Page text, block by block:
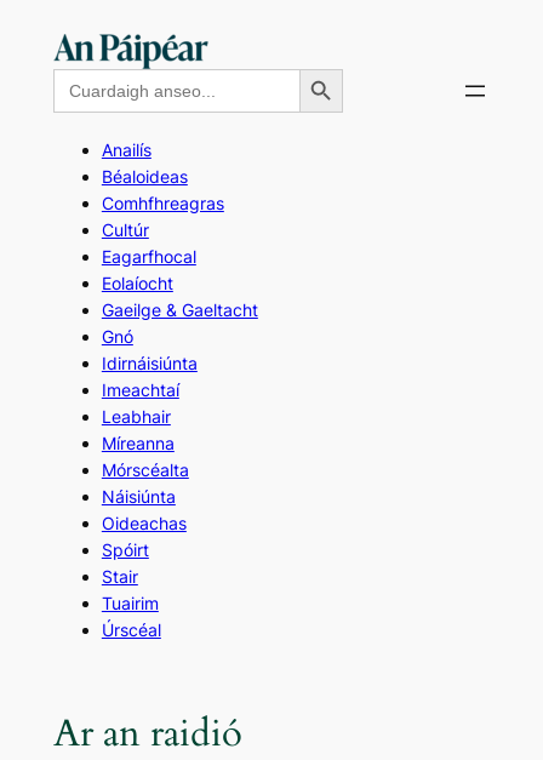
contentSearch
for:
Search Button
Anailís
Béaloideas
Comhfhreagras
Cultúr
Eagarfhocal
Eolaíocht
Gaeilge & Gaeltacht
Gnó
Idirnáisiúnta
Imeachtaí
Leabhair
Míreanna
Mórscéalta
Náisiúnta
Oideachas
Spóirt
Stair
Tuairim
Úrscéal
Ar an raidió